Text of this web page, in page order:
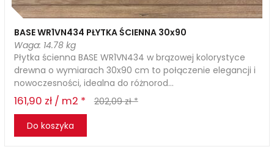
BASE WR1VN434 PŁYTKA ŚCIENNA 30x90
Waga: 14.78 kg
Płytka ścienna BASE WR1VN434 w brązowej kolorystyce
drewna o wymiarach 30x90 cm to połączenie elegancji i
nowoczesności, idealna do różnorod...
161,90 zł / m2 *
202,09 zł *
Do koszyka